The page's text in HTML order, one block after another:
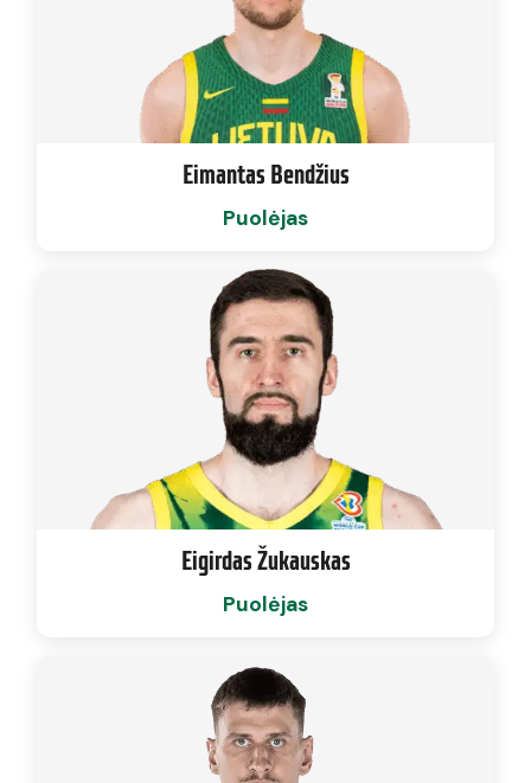
Eimantas Bendžius
Puolėjas
Eigirdas Žukauskas
Puolėjas